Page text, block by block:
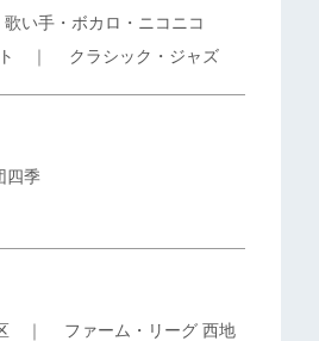
歌い手・ボカロ・ニコニコ
｜ クラシック・ジャズ
四季
｜ ファーム・リーグ 西地